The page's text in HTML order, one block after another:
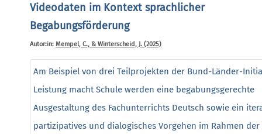
Videodaten im Kontext sprachlicher
Begabungsförderung
Autor:in: Mempel, C., & Winterscheid, J. (2025)
Am Beispiel von drei Teilprojekten der Bund-Länder-
Leistung macht Schule werden eine begabungsgerechte
Ausgestaltung des Fachunterrichts Deutsch sowie ein
partizipatives und dialogisches Vorgehen im Rahmen der